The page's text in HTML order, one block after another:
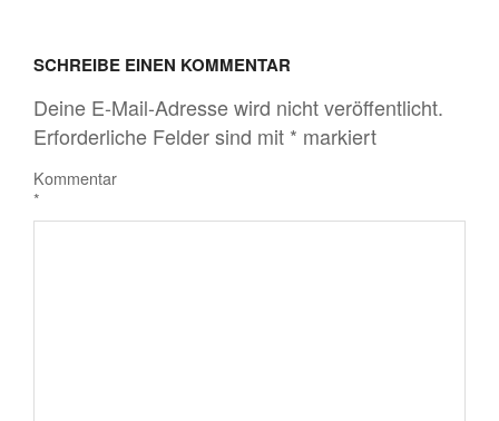
SCHREIBE EINEN KOMMENTAR
Deine E-Mail-Adresse wird nicht veröffentlicht.
Erforderliche Felder sind mit * markiert
Kommentar
*